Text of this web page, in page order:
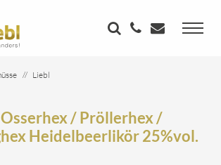
Liebl
/ Pröllerhex /
Heidelbeerlikör 25%vol.